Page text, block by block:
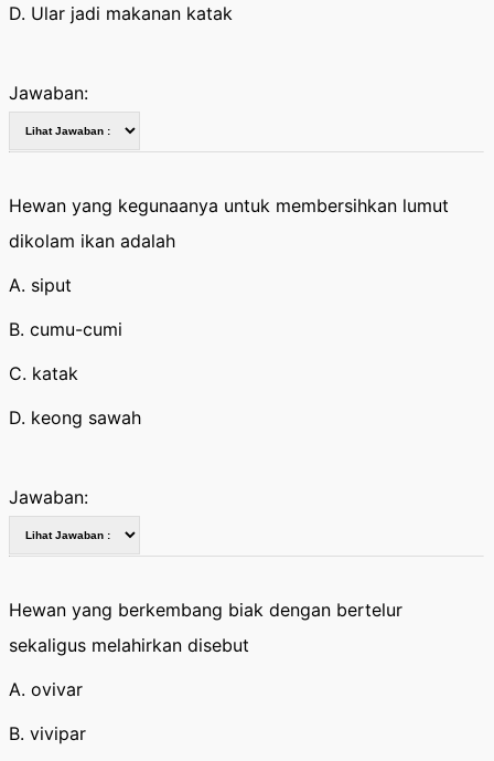
D. Ular jadi makanan katak
Jawaban:
Hewan yang kegunaanya untuk membersihkan lumut
dikolam ikan adalah
A. siput
B. cumu-cumi
C. katak
D. keong sawah
Jawaban:
Hewan yang berkembang biak dengan bertelur
sekaligus melahirkan disebut
A. ovivar
B. vivipar